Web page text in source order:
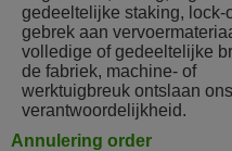
gedeeltelijke staking, lock-
gebrek aan
volledige of gedeeltelijke
de fabriek, machine- of
werktuigbreuk ontslaan
verantwoordelijkheid.
Annulering order